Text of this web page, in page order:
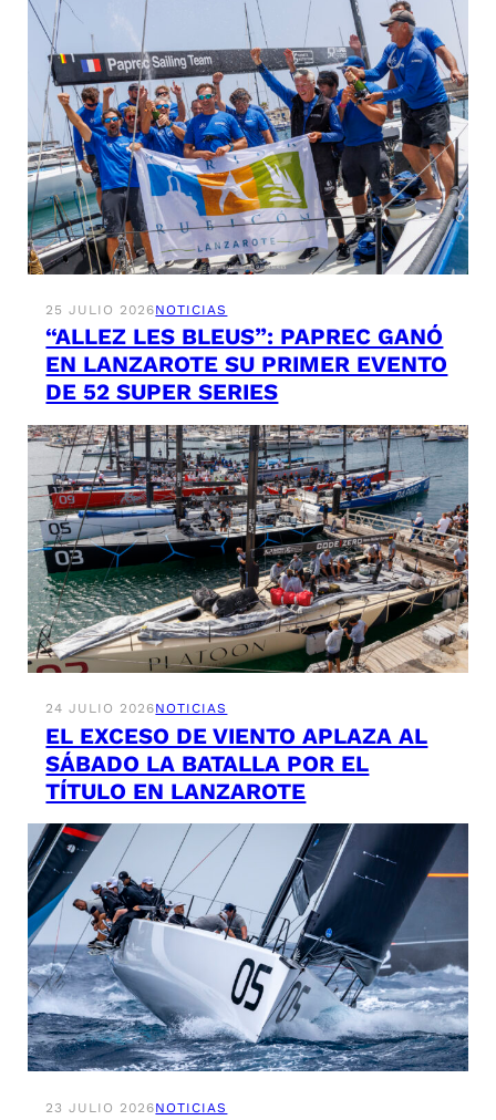
25 JULIO 2026NOTICIAS
“ALLEZ LES BLEUS”: PAPREC GANÓ
EN LANZAROTE SU PRIMER EVENTO
DE 52 SUPER SERIES
24 JULIO 2026NOTICIAS
EL EXCESO DE VIENTO APLAZA AL
SÁBADO LA BATALLA POR EL
TÍTULO EN LANZAROTE
23 JULIO 2026NOTICIAS